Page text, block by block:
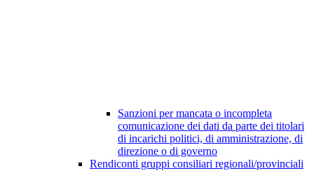
Sanzioni per mancata o incompleta
comunicazione dei dati da parte dei titolari
di incarichi politici, di amministrazione, di
direzione o di governo
Rendiconti gruppi consiliari regionali/provinciali